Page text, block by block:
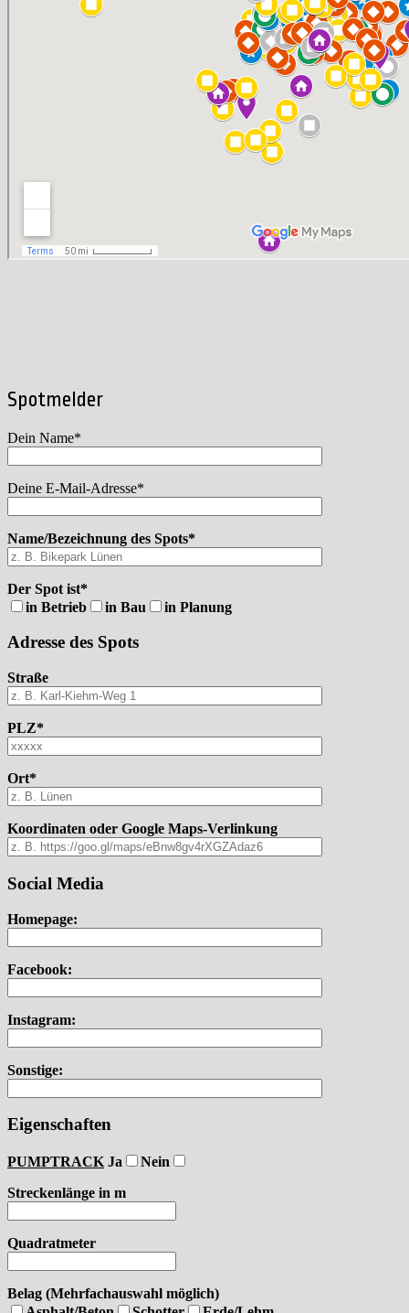
Spotmelder
Dein Name*
Deine E-Mail-Adresse*
Name/Bezeichnung des Spots*
Der Spot ist*
in Betrieb
in Bau in Planung
Adresse des Spots
Straße
PLZ*
Ort*
Koordinaten oder Google Maps-Verlinkung
Social Media
Homepage:
Facebook:
Instagram:
Sonstige:
Eigenschaften
PUMPTRACK Ja
Nein
Streckenlänge in m
Quadratmeter
Belag (Mehrfachauswahl möglich)